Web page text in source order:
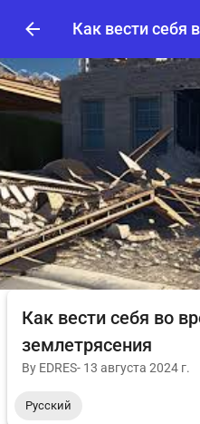
Как вести себя во
землетрясения
By EDRES- 13 августа 2024 г.
Русский